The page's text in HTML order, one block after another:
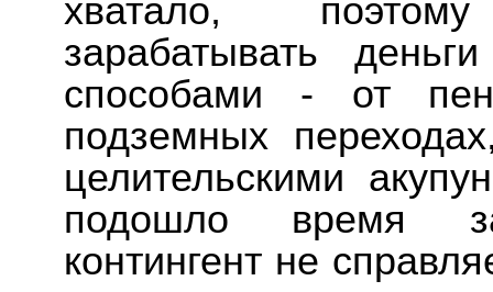
хватало,
зарабатывать
способами - от
подземных
целительскими
подошло время
контингент не